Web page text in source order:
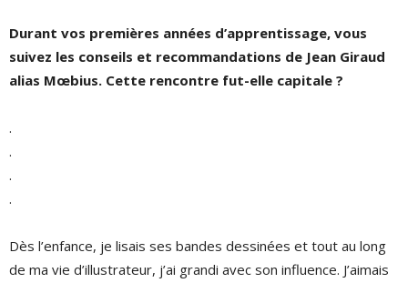
Durant vos premières années d’apprentissage, vous
suivez les conseils et recommandations de Jean Giraud
alias Mœbius. Cette rencontre fut-elle capitale ?
.
.
.
.
Dès l’enfance, je lisais ses bandes dessinées et tout au long
de ma vie d’illustrateur, j’ai grandi avec son influence. J’aimais